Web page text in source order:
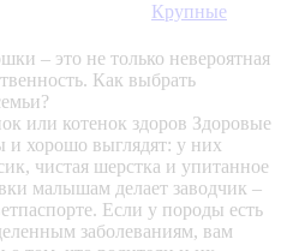
Крупные
– это не только невероятная
Как выбрать
или котенок здоров Здоровые
хорошо выглядят: у них
чистая шерстка и упитанное
малышам делает заводчик –
Если у породы есть
заболеваниям, вам